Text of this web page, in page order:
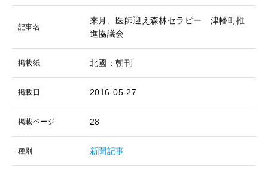
記事名
来月、医師迎え森林セラピー 津幡町推
進協議会
掲載紙 北國：朝刊
掲載日 2016-05-27
掲載ページ 28
種別 新聞記事